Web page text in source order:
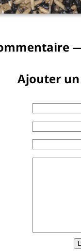
Ajouter